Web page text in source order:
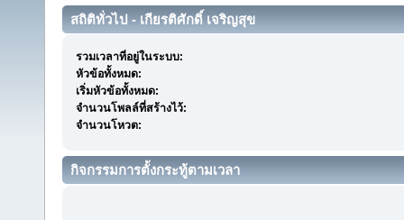
สถิติทั่วไป - เกียรติศักดิ์ เจริญสุข
รวมเวลาที่อยู่ในระบบ:
หัวข้อทั้งหมด:
เริ่มหัวข้อทั้งหมด:
จำนวนโพลล์ที่สร้างไว้:
จำนวนโหวต:
กิจกรรมการตั้งกระทู้ตามเวลา